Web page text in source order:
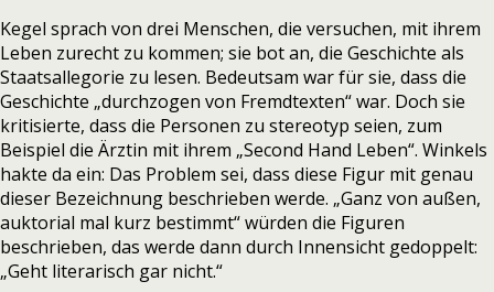
Kegel sprach von drei Menschen, die versuchen, mit ihrem
Leben zurecht zu kommen; sie bot an, die Geschichte als
Staatsallegorie zu lesen. Bedeutsam war für sie, dass die
Geschichte „durchzogen von Fremdtexten“ war. Doch sie
kritisierte, dass die Personen zu stereotyp seien, zum
Beispiel die Ärztin mit ihrem „Second Hand Leben“. Winkels
hakte da ein: Das Problem sei, dass diese Figur mit genau
dieser Bezeichnung beschrieben werde. „Ganz von außen,
auktorial mal kurz bestimmt“ würden die Figuren
beschrieben, das werde dann durch Innensicht gedoppelt:
„Geht literarisch gar nicht.“